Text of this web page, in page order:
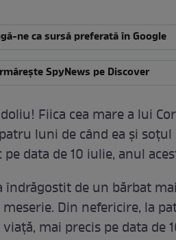
ne ca sursă preferată în Google
SpyNews pe Discover
Fiica cea mare a lui
luni de când ea și
data de 10 iulie, anul
de un bărbat
Din nefericire, la
mai precis pe data de